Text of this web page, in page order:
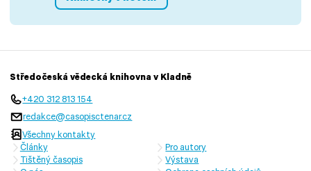
Středočeská vědecká knihovna v Kladně
+420 312 813 154
redakce@casopisctenar.cz
Všechny kontakty
Články
Tištěný časopis
Pro autory
Výstava